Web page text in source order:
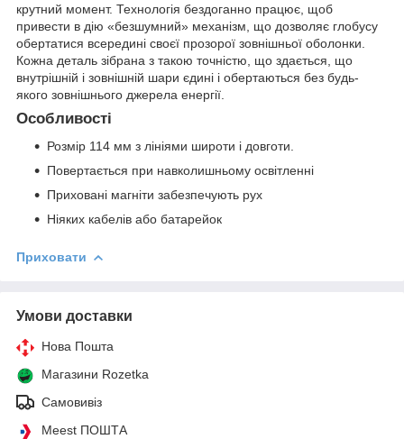
крутний момент. Технологія бездоганно працює, щоб
привести в дію «безшумний» механізм, що дозволяє глобусу
обертатися всередині своєї прозорої зовнішньої оболонки.
Кожна деталь зібрана з такою точністю, що здається, що
внутрішній і зовнішній шари єдині і обертаються без будь-
якого зовнішнього джерела енергії.
Особливості
Розмір 114 мм з лініями широти і довготи.
Повертається при навколишньому освітленні
Приховані магніти забезпечують рух
Ніяких кабелів або батарейок
Приховати
Умови доставки
Нова Пошта
Магазини Rozetka
Самовивіз
Meest ПОШТА